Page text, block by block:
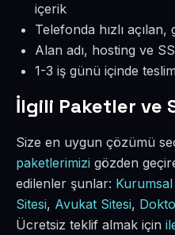
içerik
Telefonda hızlı
Alan adı, hosting ve
1-3 iş günü içinde
İlgili Paketler ve
Size en uygun çözümü
paketlerimizi gözden
edilenler şunlar:
Sitesi, Avukat Sitesi,
Ücretsiz teklif almak için